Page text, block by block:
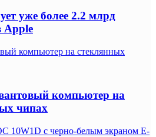
уже более 2.2 млрд
Apple
компьютер на стеклянных
компьютер на
чипах
10W1D с черно-белым экраном E-